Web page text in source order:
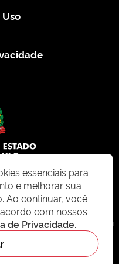
os direitos reservados.
textos, imagens e design, são
ser reproduzidos, distribuídos ou
mais informações ou para
essenciais para
e melhorar sua
Ao continuar, você
com nossos
de Privacidade.